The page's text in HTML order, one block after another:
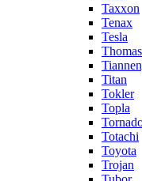
Taxxon
Tenax
Tesla
Thomas
Titan
Tokler
Topla
Totachi
Toyota
Trojan